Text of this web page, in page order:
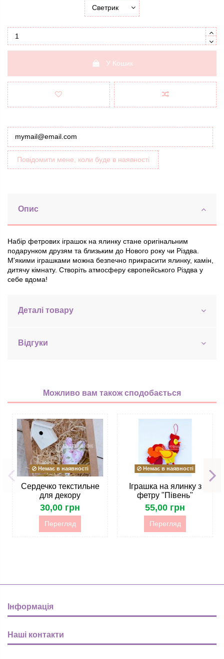
У Кошик
Повідомити мене, коли буде в наявності
Опис
Набір фетрових іграшок на ялинку стане оригінальним
подарунком друзям та близьким до Нового року чи Різдва.
М'якими іграшками можна безпечно прикрасити ялинку, камін,
дитячу кімнату. Створіть атмосферу європейського Різдва у
себе вдома!
Деталі товару
Відгуки
Можливо вам також сподобається
Немає в наявності
Сердечко текстильне
для декору
30,00 грн
Перегляд
Немає в наявності
Іграшка на ялинку з
фетру "Півень"
55,00 грн
Перегляд
Інформація
Наші контакти